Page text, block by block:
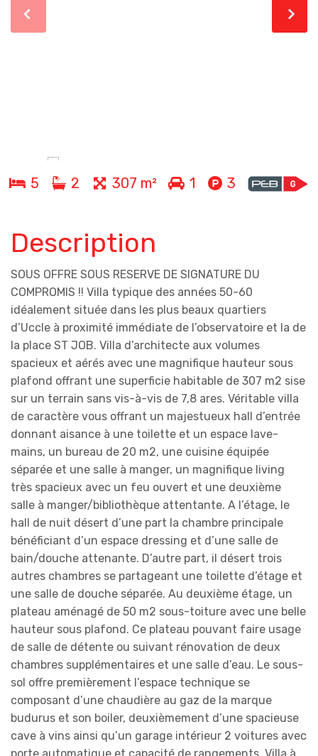
5 2 307 m² 1 3
Description
SOUS OFFRE SOUS RESERVE DE SIGNATURE DU
COMPROMIS !! Villa typique des années 50-60
idéalement située dans les plus beaux quartiers
d’Uccle à proximité immédiate de l’observatoire et la de
la place ST JOB. Villa d’architecte aux volumes
spacieux et aérés avec une magnifique hauteur sous
plafond offrant une superficie habitable de 307 m2 sise
sur un terrain sans vis-à-vis de 7,8 ares. Véritable villa
de caractère vous offrant un majestueux hall d’entrée
donnant aisance à une toilette et un espace lave-
mains, un bureau de 20 m2, une cuisine équipée
séparée et une salle à manger, un magnifique living
très spacieux avec un feu ouvert et une deuxième
salle à manger/bibliothèque attentante. A l’étage, le
hall de nuit désert d’une part la chambre principale
bénéficiant d’un espace dressing et d’une salle de
bain/douche attenante. D’autre part, il désert trois
autres chambres se partageant une toilette d’étage et
une salle de douche séparée. Au deuxième étage, un
plateau aménagé de 50 m2 sous-toiture avec une belle
hauteur sous plafond. Ce plateau pouvant faire usage
de salle de détente ou suivant rénovation de deux
chambres supplémentaires et une salle d’eau. Le sous-
sol offre premièrement l’espace technique se
composant d’une chaudière au gaz de la marque
budurus et son boiler, deuxièmement d’une spacieuse
cave à vins ainsi qu’un garage intérieur 2 voitures avec